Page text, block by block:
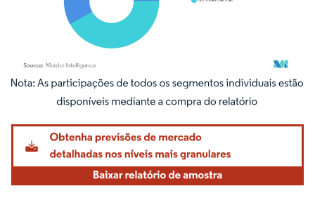
Imagem © Mordor Intelligence. O reuso requer atribuição conforme CC BY 4.0.